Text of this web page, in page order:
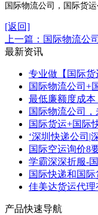
国际物流公司
，国际货
[返回]
上一篇：国际物流公
最新资讯
专业做【国际货
国际物流公司+
最低廉额度成本
国际物流公司，
国际货运+国际
‘深圳快递公司|
国际空运询价8
学霸深深折服-
国际快递和国
佳美达货运代
产品快速导航